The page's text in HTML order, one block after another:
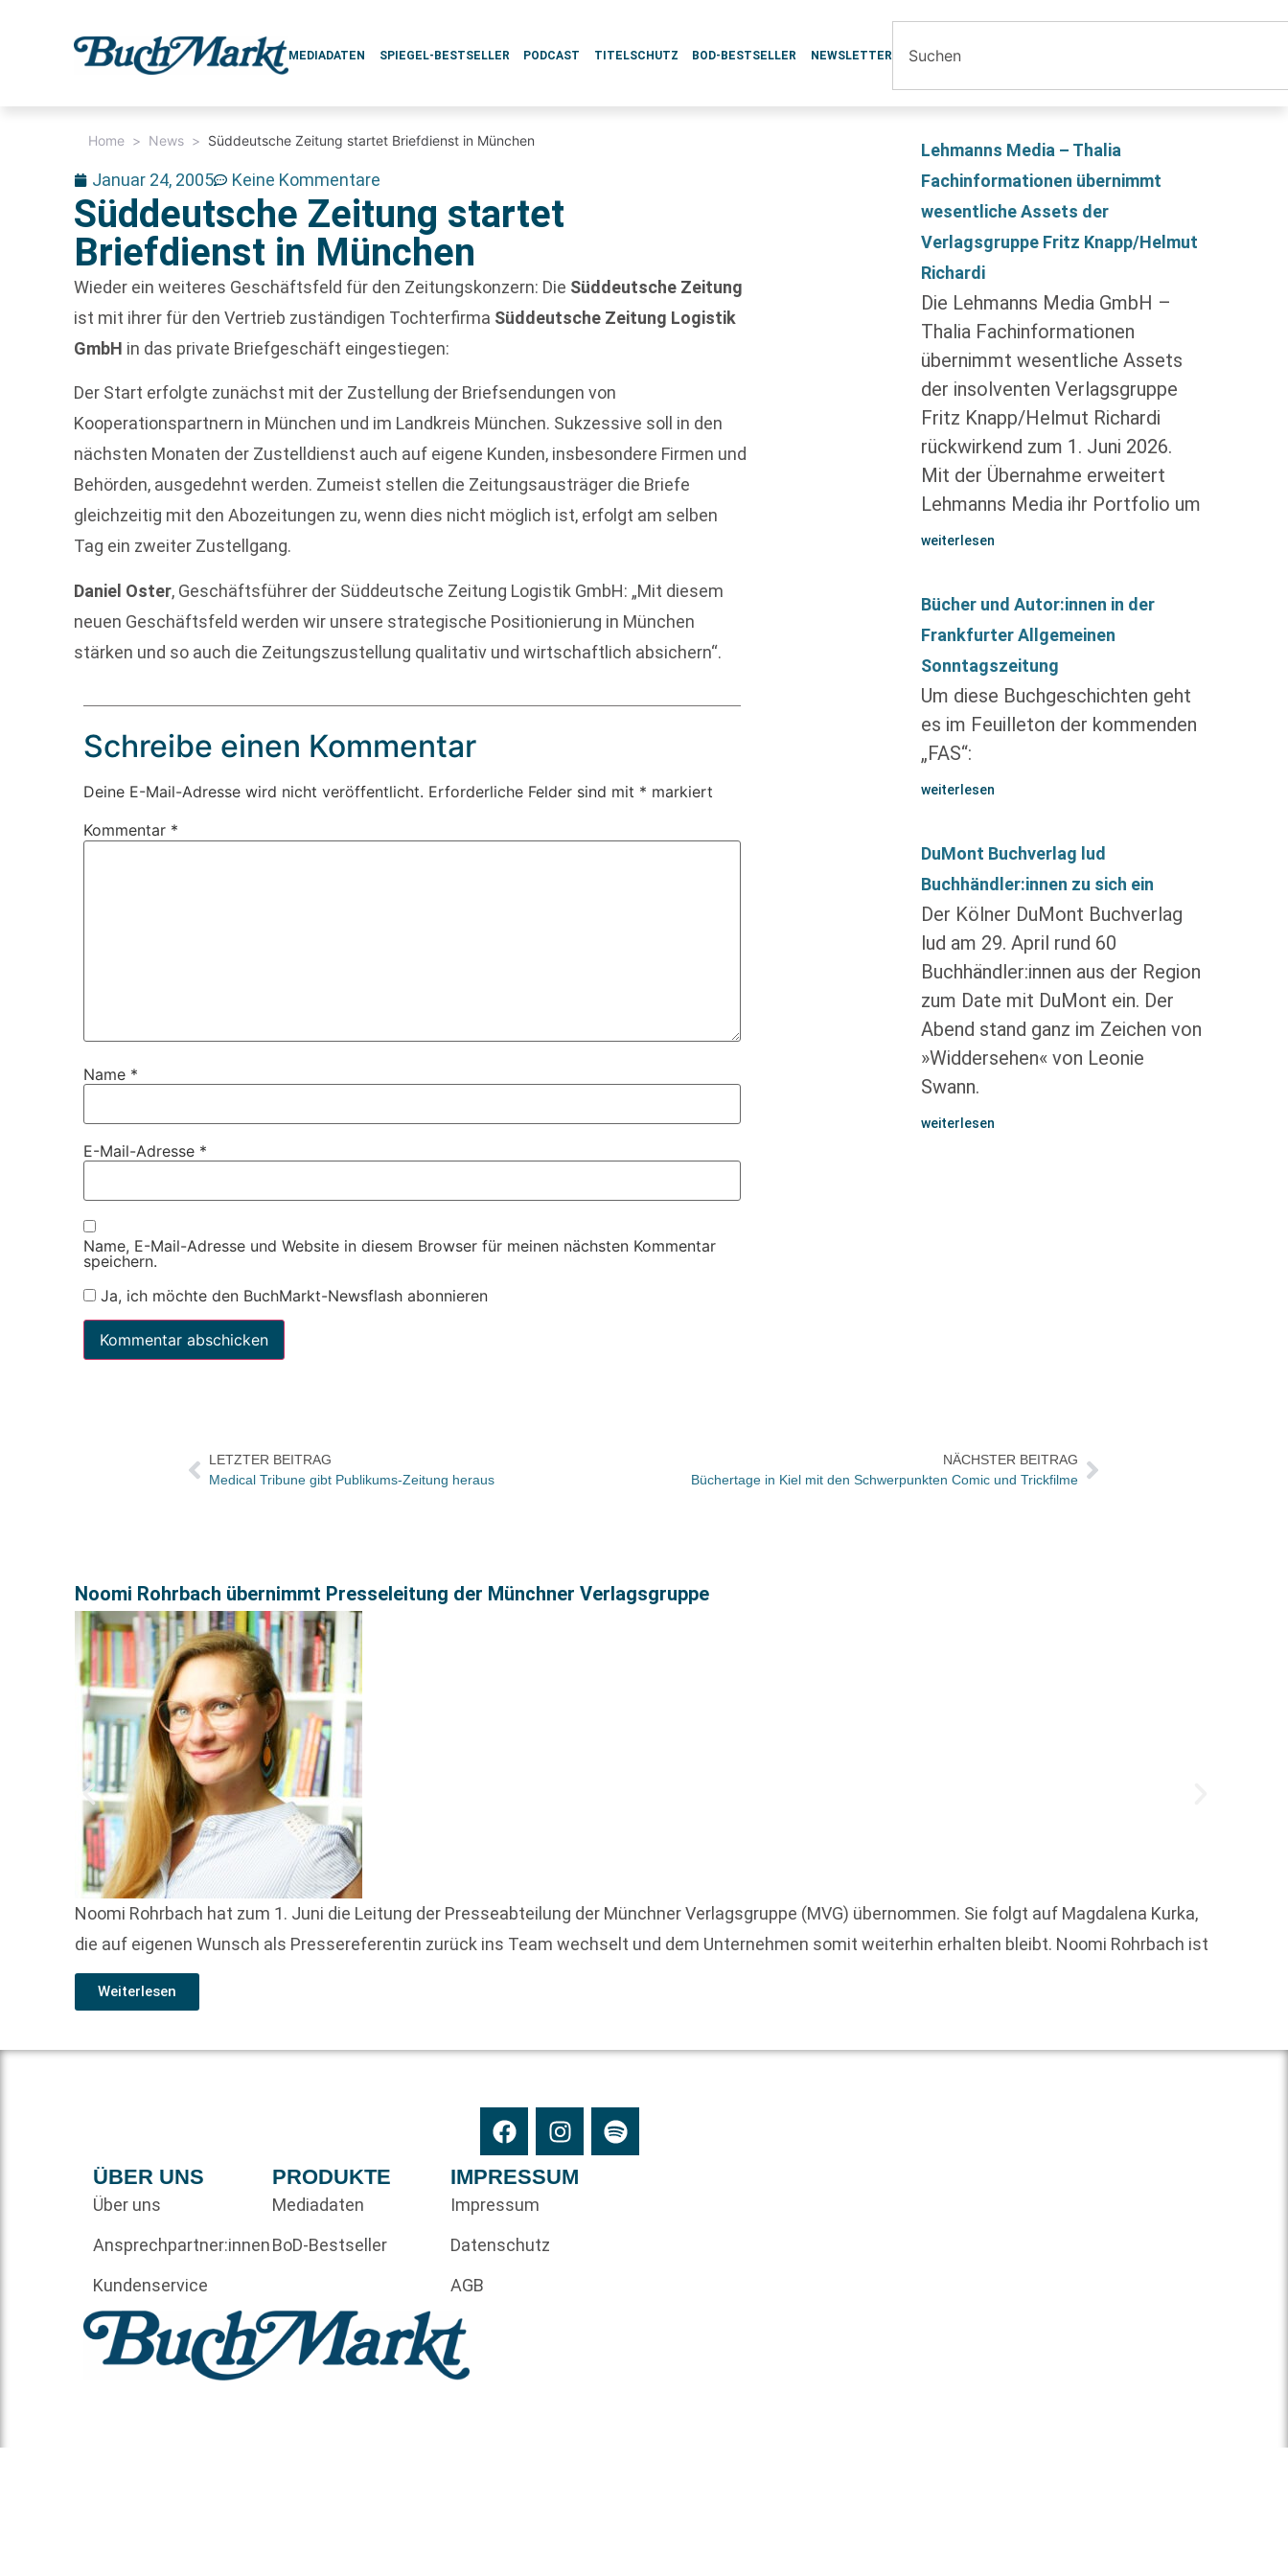
MEDIADATEN SPIEGEL-BESTSELLER PODCAST TITELSCHUTZ BOD-BESTSELLER NEWSLETTER
Home > News > Süddeutsche Zeitung startet Briefdienst in München
Januar 24, 2005 Keine Kommentare
Süddeutsche Zeitung startet
Briefdienst in München
Wieder ein weiteres Geschäftsfeld für den Zeitungskonzern: Die Süddeutsche Zeitung
ist mit ihrer für den Vertrieb zuständigen Tochterfirma Süddeutsche Zeitung Logistik
GmbH in das private Briefgeschäft eingestiegen:
Der Start erfolgte zunächst mit der Zustellung der Briefsendungen von
Kooperationspartnern in München und im Landkreis München. Sukzessive soll in den
nächsten Monaten der Zustelldienst auch auf eigene Kunden, insbesondere Firmen und
Behörden, ausgedehnt werden. Zumeist stellen die Zeitungsausträger die Briefe
gleichzeitig mit den Abozeitungen zu, wenn dies nicht möglich ist, erfolgt am selben
Tag ein zweiter Zustellgang.
Daniel Oster, Geschäftsführer der Süddeutsche Zeitung Logistik GmbH: „Mit diesem
neuen Geschäftsfeld werden wir unsere strategische Positionierung in München
stärken und so auch die Zeitungszustellung qualitativ und wirtschaftlich absichern“.
Schreibe einen Kommentar
Deine E-Mail-Adresse wird nicht veröffentlicht. Erforderliche Felder sind mit * markiert
Kommentar *
Name *
E-Mail-Adresse *
Name, E-Mail-Adresse und Website in diesem Browser für meinen nächsten Kommentar
speichern.
Ja, ich möchte den BuchMarkt-Newsflash abonnieren
Lehmanns Media – Thalia
Fachinformationen übernimmt
wesentliche Assets der
Verlagsgruppe Fritz Knapp/Helmut
Richardi
Die Lehmanns Media GmbH –
Thalia Fachinformationen
übernimmt wesentliche Assets
der insolventen Verlagsgruppe
Fritz Knapp/Helmut Richardi
rückwirkend zum 1. Juni 2026.
Mit der Übernahme erweitert
Lehmanns Media ihr Portfolio um
weiterlesen
Bücher und Autor:innen in der
Frankfurter Allgemeinen
Sonntagszeitung
Um diese Buchgeschichten geht
es im Feuilleton der kommenden
„FAS“:
weiterlesen
DuMont Buchverlag lud
Buchhändler:innen zu sich ein
Der Kölner DuMont Buchverlag
lud am 29. April rund 60
Buchhändler:innen aus der Region
zum Date mit DuMont ein. Der
Abend stand ganz im Zeichen von
»Widdersehen« von Leonie
Swann.
weiterlesen
LETZTER BEITRAG
Medical Tribune gibt Publikums-Zeitung heraus
NÄCHSTER BEITRAG
Büchertage in Kiel mit den Schwerpunkten Comic und Trickfilme
Noomi Rohrbach übernimmt Presseleitung der Münchner Verlagsgruppe
Noomi Rohrbach hat zum 1. Juni die Leitung der Presseabteilung der Münchner Verlagsgruppe (MVG) übernommen. Sie folgt auf Magdalena Kurka,
die auf eigenen Wunsch als Pressereferentin zurück ins Team wechselt und dem Unternehmen somit weiterhin erhalten bleibt. Noomi Rohrbach ist
Weiterlesen
ÜBER UNS
Über uns
Ansprechpartner:innen
Kundenservice
PRODUKTE
Mediadaten
BoD-Bestseller
IMPRESSUM
Impressum
Datenschutz
AGB